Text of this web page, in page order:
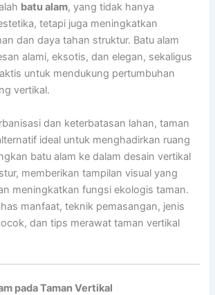
batu alam, yang tidak hanya
tetapi juga meningkatkan
dan daya tahan struktur. Batu alam
alami, eksotis, dan elegan, sekaligus
untuk mendukung pertumbuhan
vertikal.
dan keterbatasan lahan, taman
ideal untuk menghadirkan ruang
batu alam ke dalam desain vertikal
memberikan tampilan visual yang
meningkatkan fungsi ekologis taman.
manfaat, teknik pemasangan, jenis
dan tips merawat taman vertikal
pada Taman Vertikal